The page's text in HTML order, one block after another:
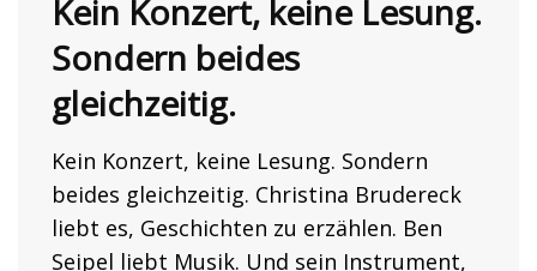
Kein Konzert, keine Lesung.
Sondern beides
gleichzeitig.
Kein Konzert, keine Lesung. Sondern
beides gleichzeitig. Christina Brudereck
liebt es, Geschichten zu erzählen. Ben
Seipel liebt Musik. Und sein Instrument,